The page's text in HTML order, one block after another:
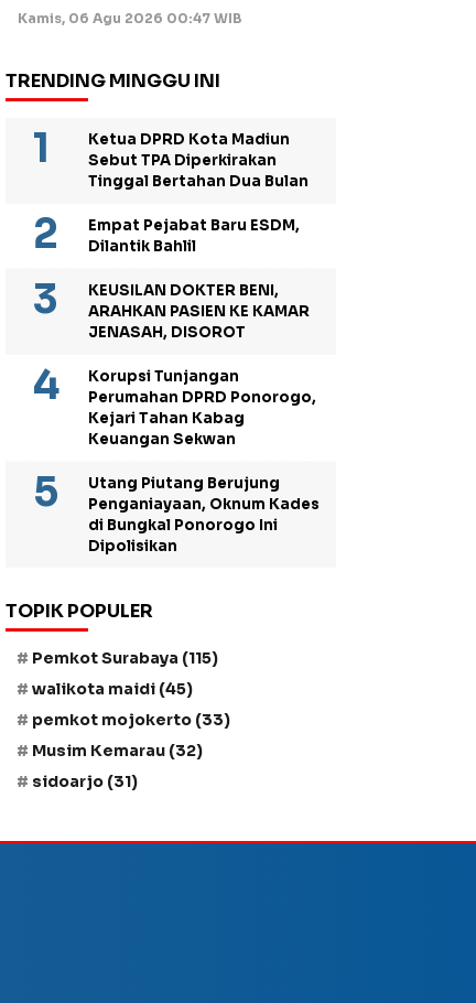
Kamis, 06 Agu 2026 00:47 WIB
TRENDING MINGGU INI
Ketua DPRD Kota Madiun
Sebut TPA Diperkirakan
Tinggal Bertahan Dua Bulan
Empat Pejabat Baru ESDM,
Dilantik Bahlil
KEUSILAN DOKTER BENI,
ARAHKAN PASIEN KE KAMAR
JENASAH, DISOROT
Korupsi Tunjangan
Perumahan DPRD Ponorogo,
Kejari Tahan Kabag
Keuangan Sekwan
Utang Piutang Berujung
Penganiayaan, Oknum Kades
di Bungkal Ponorogo Ini
Dipolisikan
TOPIK POPULER
Pemkot Surabaya (115)
walikota maidi (45)
pemkot mojokerto (33)
Musim Kemarau (32)
sidoarjo (31)